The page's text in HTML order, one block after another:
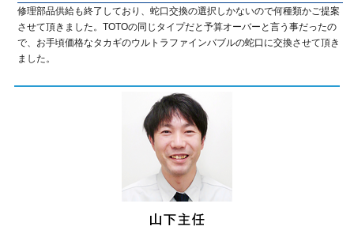
修理部品供給も終了しており、蛇口交換の選択しかないので何種類かご提案
させて頂きました。TOTOの同じタイプだと予算オーバーと言う事だったの
で、お手頃価格なタカギのウルトラファインバブルの蛇口に交換させて頂き
ました。